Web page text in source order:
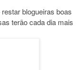
blogueiras boas
terão cada dia mais